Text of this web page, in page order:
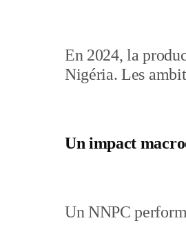
En 2024, la
Nigéria. Les
Un impact
Un NNPC